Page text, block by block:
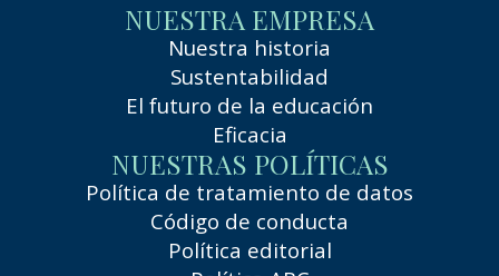
NUESTRA EMPRESA
Nuestra historia
Sustentabilidad
El futuro de la educación
Eficacia
NUESTRAS POLÍTICAS
Política de tratamiento de datos
Código de conducta
Política editorial